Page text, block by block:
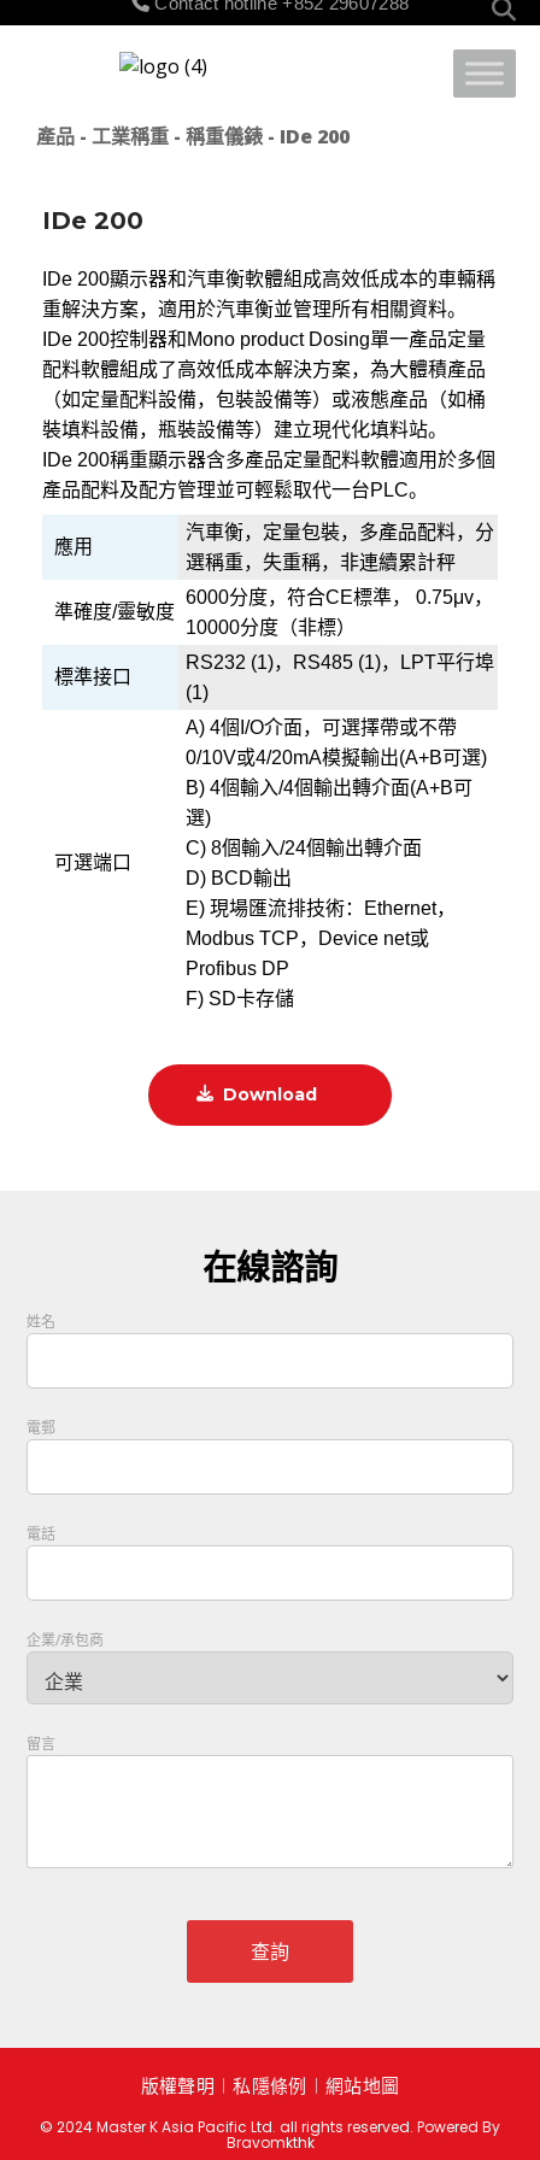
產品 - 工業稱重 - 稱重儀錶 - IDe 200
IDe 200
IDe 200顯示器和汽車衡軟體組成高效低成本的車輛稱
重解決方案，適用於汽車衡並管理所有相關資料。
IDe 200控制器和 Mono product Dosing單一產品定量
配料軟體組成了高效低成本解決方案，為大體積產品
（如定量配料設備，包裝設備等）或液態產品（如桶
裝填料設備，瓶裝設備等）建立現代化填料站。
IDe 200稱重顯示器含多產品定量配料軟體適用於多個
產品配料及配方管理並可輕鬆取代一台PLC。
應用
汽車衡，定量包裝，多產品配料，分
選稱重，失重稱，非連續累計秤
準確度/靈敏度
6000分度，符合CE標準， 0.75μv，
10000分度（非標）
標準接口
RS232 (1)，RS485 (1)，LPT平行埠
(1)
可選端口
A) 4個I/O介面，可選擇帶或不帶
0/10V或4/20mA模擬輸出(A+B可選)
B) 4個輸入/4個輸出轉介面(A+B可
選)
C) 8個輸入/24個輸出轉介面
D) BCD輸出
E) 現場匯流排技術：Ethernet，
Modbus TCP，Device net或
Profibus DP
F) SD卡存儲
Download
在線諮詢
姓名
電郵
電話
企業/承包商
留言
版權聲明 ︱私隱條例
網站地圖
© 2024 Master K Asia Pacific Ltd. all rights reserved. Powered By
Bravomkthk